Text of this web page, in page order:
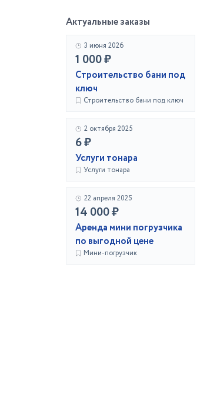
Актуальные заказы
3 июня 2026
1 000 ₽
Строительство бани под
ключ
Строительство бани под ключ
2 октября 2025
6 ₽
Услуги тонара
Услуги тонара
22 апреля 2025
14 000 ₽
Аренда мини погрузчика
по выгодной цене
Мини-погрузчик